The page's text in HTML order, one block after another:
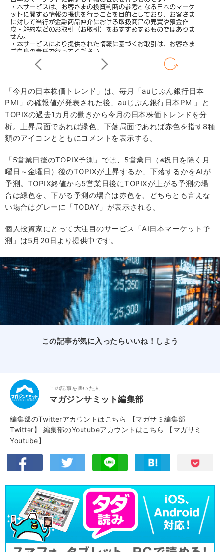
「今月の日本株価トレンド」は、毎月「auじぶん銀行日本
PMI」の確報値が発表された後、auじぶん銀行日本PMI」と
TOPIXの過去1カ月の動きから今月の日本株価トレンドを分
析。上昇局面であれば緑色、下落局面であれば赤色を指す8種
類のアイコンとともにコメントを表示する。
「5営業日後のTOPIX予測」では、5営業日（※祝日を除く月
曜日～金曜日）後のTOPIXが上昇するか、下落するかをAIが
予測。TOPIX終値から5営業日後にTOPIXが上がる予測の場
合は緑色を、下がる予測の場合は赤色を、どちらとも言えな
い場合はグレーに「TODAY」が表示される。
個人投資家にとって大注目のサービス「AI日本マーケット予
測」は5月20日より提供中です。
この記事が気に入ったらいいね！しよう
この記事を書いた人
マガジンサミット編集部
編集部のTwitterアカウントはこちら
【マガサミ編集部
Twitter】
編集部のYoutubeアカウントはこちら
【マガサミ
Youtube】